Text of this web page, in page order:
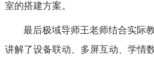
室的搭建方案。
最后极域导师王老师结合实际
讲解了设备联动、多屏互动、学情